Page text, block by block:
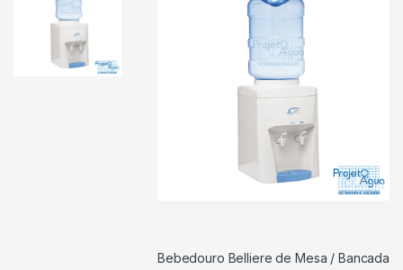
Bebedouro Belliere de Mesa / Bancada